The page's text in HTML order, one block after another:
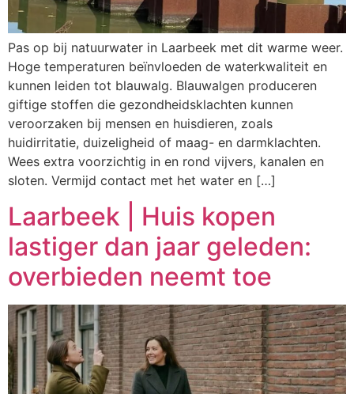
Pas op bij natuurwater in Laarbeek met dit warme weer.
Hoge temperaturen beïnvloeden de waterkwaliteit en
kunnen leiden tot blauwalg. Blauwalgen produceren
giftige stoffen die gezondheidsklachten kunnen
veroorzaken bij mensen en huisdieren, zoals
huidirritatie, duizeligheid of maag- en darmklachten.
Wees extra voorzichtig in en rond vijvers, kanalen en
sloten. Vermijd contact met het water en […]
Laarbeek | Huis kopen
lastiger dan jaar geleden:
overbieden neemt toe